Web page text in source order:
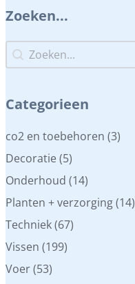
Zoeken...
Zoeken...
Zoeken...
Categorieen
Categorieen
co2 en toebehoren (3)
Decoratie (5)
Onderhoud (14)
Planten + verzorging(14)
Techniek(67)
Vissen (199)
Voer(53)